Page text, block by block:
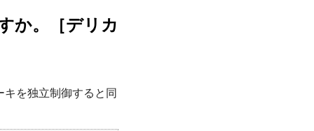
か。［デリカ
を独立制御すると同